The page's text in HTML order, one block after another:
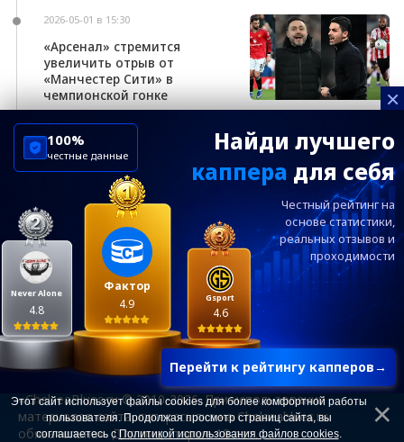
2026-05-01 в 15:30
«Арсенал» стремится
увеличить отрыв от
«Манчестер Сити» в
чемпионской гонке
×
Найди лучшего
каппера для себя
Честный рейтинг на
основе статистики,
реальныхотзывов и
проходимости
Перейти к рейтингу капперов→
Фактор
4.9
Never Alone
4.8
Gsport
4.6
100%
честные данные
ChelseaBluesRu
ФК Челси
Посетителям
Информация
Ежевечерний дайджест главных новостей от
редакции ChelseaBlues.ru — подписывайтесь!
«ChelseaBlues.ru © 2010-2026. При использовании
материалов сайта, гиперссылка на Chelseablues.ru
обязательна». Для лиц старше 18 лет.
Этот сайт использует файлы cookies для более комфортной работы
пользователя. Продолжая просмотр страниц сайта, вы
соглашаетесь сПолитикой использования файлов cookies.